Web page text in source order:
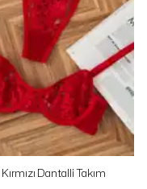
Kırmızı Dantalli Takım